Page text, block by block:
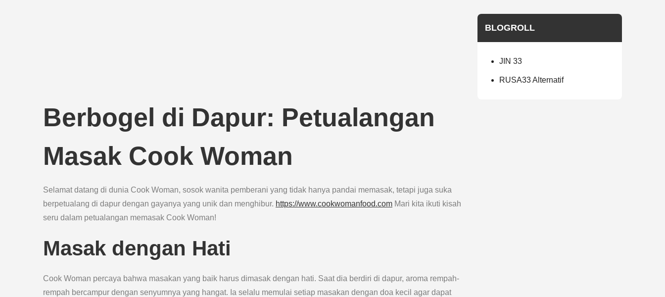
Berbogel di Dapur: Petualangan
Masak Cook Woman
Selamat datang di dunia Cook Woman, sosok wanita pemberani yang tidak hanya pandai memasak, tetapi juga suka
berpetualang di dapur dengan gayanya yang unik dan menghibur. https://www.cookwomanfood.com Mari kita ikuti kisah
seru dalam petualangan memasak Cook Woman!
Masak dengan Hati
Cook Woman percaya bahwa masakan yang baik harus dimasak dengan hati. Saat dia berdiri di dapur, aroma rempah-
rempah bercampur dengan senyumnya yang hangat. Ia selalu memulai setiap masakan dengan doa kecil agar dapat
BLOGROLL
JIN 33
RUSA33 Alternatif